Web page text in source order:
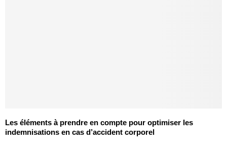
Les éléments à prendre en compte pour optimiser les
indemnisations en cas d’accident corporel